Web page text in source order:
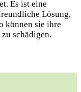
Es ist eine
Lösung,
können sie ihre
schädigen.